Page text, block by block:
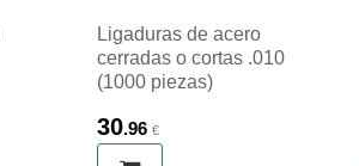
Ligaduras de acero
cerradas o cortas .010
(1000 piezas)
30.96 €